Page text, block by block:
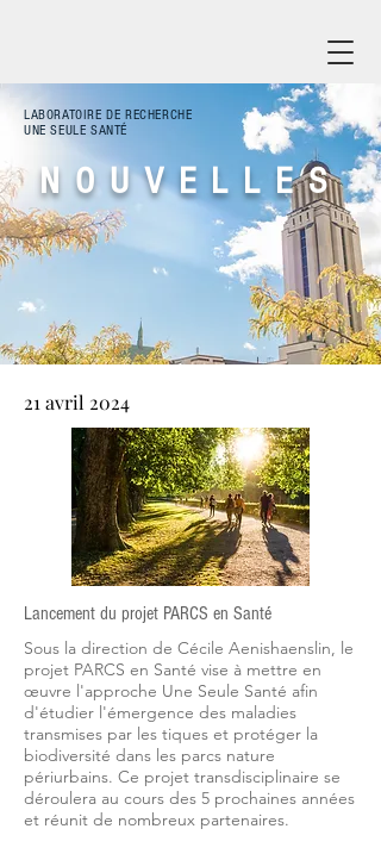
LABORATOIRE DE RECHERCHE
UNE SEULE SANTÉ
NOUVELLES
21 avril 2024
Lancement du projet PARCS en Santé
Sous la direction de Cécile Aenishaenslin, le
projet PARCS en Santé vise à mettre en
œuvre l'approche Une Seule Santé afin
d'étudier l'émergence des maladies
transmises par les tiques et protéger la
biodiversité dans les parcs nature
périurbains. Ce projet transdisciplinaire se
déroulera au cours des 5 prochaines années
et réunit de nombreux partenaires.